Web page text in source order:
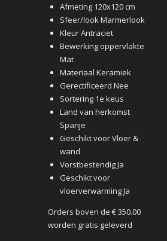
Afmeting 120x120 cm
Sfeer/look Marmerlook
Kleur Antraciet
Bewerking oppervlakte
Mat
Materiaal Keramiek
Gerectificeerd Nee
Sortering 1e keus
Land van herkomst
Spanje
Geschikt voor Vloer &
wand
Vorstbestendig Ja
Geschikt voor
vloerverwarming Ja
Orders boven de € 350.00
worden gratis geleverd